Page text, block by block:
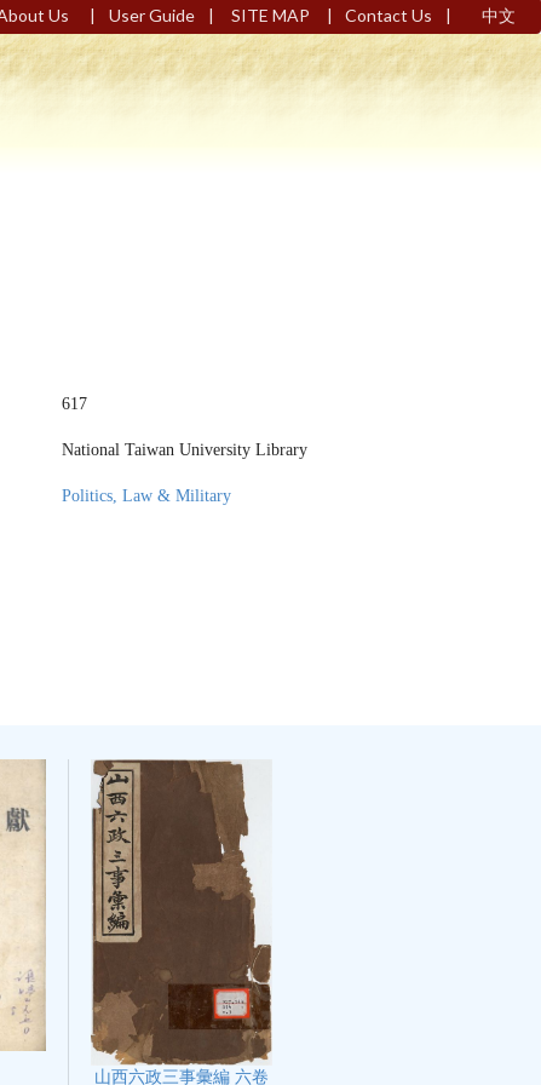
Us | User Guide | SITE MAP | Contact Us | 中文
617
National Taiwan University Library
Politics, Law & Military
山西六政三事彙編 六卷